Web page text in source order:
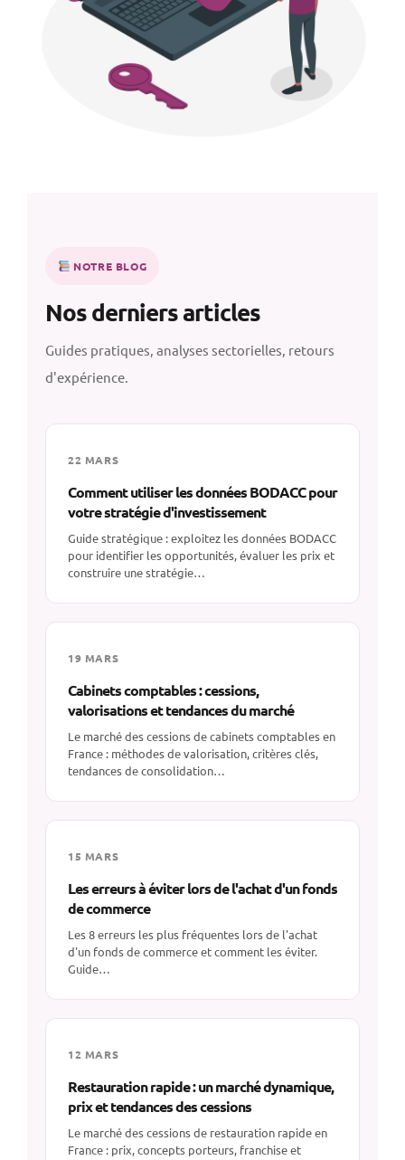
NOTRE BLOG
Nos derniers articles
Guides pratiques, analyses sectorielles, retours
d'expérience.
22 MARS
Comment utiliser les données BODACC pour
votre stratégie d'investissement
Guide stratégique : exploitez les données BODACC
pour identifier les opportunités, évaluer les prix et
construire une stratégie…
19 MARS
Cabinets comptables : cessions,
valorisations et tendances du marché
Le marché des cessions de cabinets comptables en
France : méthodes de valorisation, critères clés,
tendances de consolidation…
15 MARS
Les erreurs à éviter lors de l'achat d'un fonds
de commerce
Les 8 erreurs les plus fréquentes lors de l'achat
d'un fonds de commerce et comment les éviter.
Guide…
12 MARS
Restauration rapide : un marché dynamique,
prix et tendances des cessions
Le marché des cessions de restauration rapide en
France : prix, concepts porteurs, franchise et